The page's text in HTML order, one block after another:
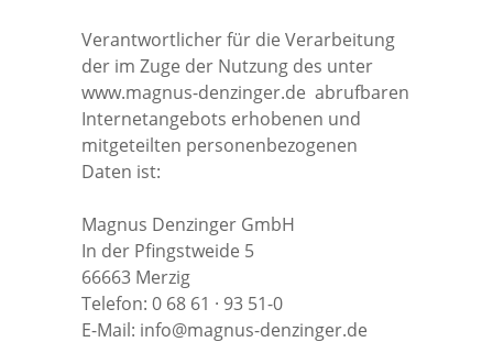
Verantwortlicher für die Verarbeitung
der im Zuge der Nutzung des unter
www.magnus-denzinger.de abrufbaren
Internetangebots erhobenen und
mitgeteilten personenbezogenen
Daten ist:
Magnus Denzinger GmbH
In der Pfingstweide 5
66663 Merzig
Telefon: 0 68 61 · 93 51-0
E-Mail: info@magnus-denzinger.de